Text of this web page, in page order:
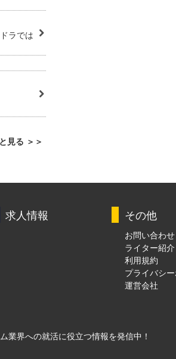
ラでは
見る ＞＞
求人情報 その他
お問い合わせ
ライター紹介
利用規約
プライバシ
運営会社
業界への就活に役立つ情報を発信中！